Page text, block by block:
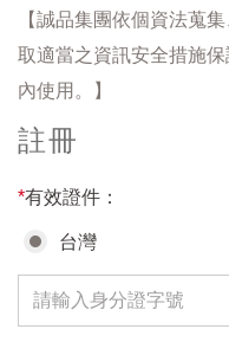
【誠品集團依個資法蒐
取適當之資訊安全措施
內使用。】
註冊
*有效證件：
台灣